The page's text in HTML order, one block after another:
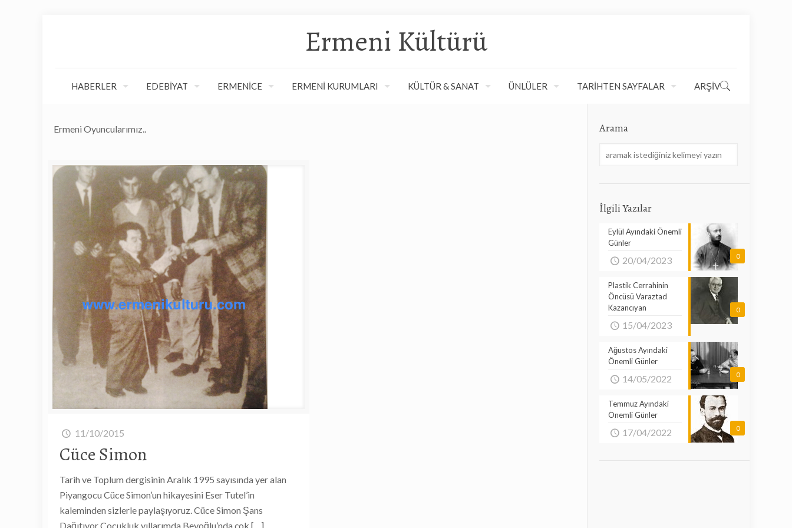
Ermeni Kültürü
HABERLER EDEBİYAT ERMENİCE ERMENİ KURUMLARI KÜLTÜR & SANAT ÜNLÜLER TARİHTEN SAYFALAR ARŞİV
Ermeni Oyuncularımız..
11/10/2015
Cüce Simon
Tarih ve Toplum dergisinin Aralık 1995 sayısında yer alan
Piyangocu Cüce Simon’un hikayesini Eser Tutel’in
kaleminden sizlerle paylaşıyoruz. Cüce Simon Şans
Dağıtıyor Çocukluk yıllarımda Beyoğlu’nda çok […]
Arama
İlgili Yazılar
0
Eylül Ayındaki Önemli
Günler
20/04/2023
0
Plastik Cerrahinin
Öncüsü Varaztad
Kazancıyan
15/04/2023
0
Ağustos Ayındaki
Önemli Günler
14/05/2022
0
Temmuz Ayındaki
Önemli Günler
17/04/2022